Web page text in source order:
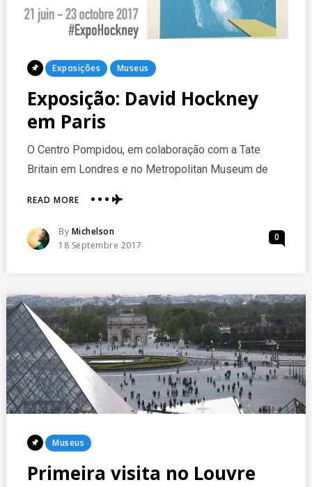
Posted
Exposições Museus
Exposição: David Hockney
em Paris
O Centro Pompidou, em colaboração com a Tate
Britain em Londres e no Metropolitan Museum de
READ MOREABOUT
DAVID
HOCKNEY
Posted
By Michelson
Posted
18 Septembre 2017
0
Posted
Museus
Primeira visita no Louvre